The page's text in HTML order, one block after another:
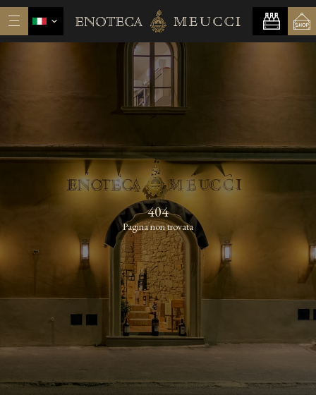
404
Pagina non trovata